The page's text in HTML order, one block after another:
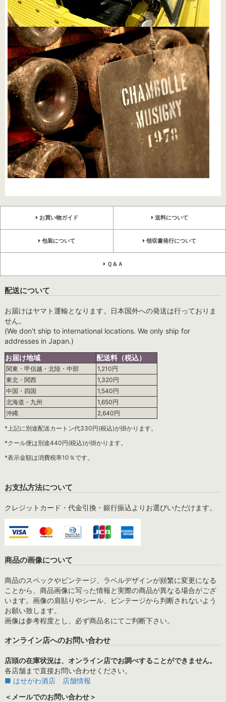
お買い物ガイド 送料について
包装について 領収書発行について
Ｑ＆Ａ
配送について
お届けはヤマト運輸となります。日本国外への発送は行っておりま
せん。
(We don't ship to international locations. We only ship for
addresses in Japan.)
お届け地域
配送料（税込）
関東・甲信越・北陸・中部
1,210円
東北・関西
1,320円
中国・四国
1,540円
北海道・九州
1,650円
沖縄
2,640円
*上記に別途配送カートン代330円(税込)が掛かります。
*クール便は別途440円(税込)が掛かります。
*表示金額は消費税率10％です。
お支払方法について
クレジットカード・代金引換・銀行振込よりお選びいただけます。
商品の画像について
商品のスペックやビンテージ、ラベルデザインが頻繁に変更になる
ことから、商品画像に写った情報と実際の商品が異なる場合がござ
います。画像の肩貼りやシール、ビンテージから判断されないよう
お願い致します。
画像は参考程度とし、必ず商品名にてご判断下さい。
オンライン店へのお問い合わせ
店頭の在庫状況は、オンライン店でお調べすることができません。
各店舗まで直接お問い合わせください。
■ はせがわ酒店 店舗情報
＜メールでのお問い合わせ＞